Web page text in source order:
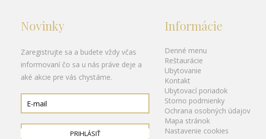
Novinky
Zaregistrujte sa a budete vždy včas
informovaní čo sa u nás práve deje a
aké akcie pre vás chystáme.
PRIHLÁSIŤ
Informácie
Denné menu
Reštaurácie
Ubytovanie
Kontakt
Ubytovací poriadok
Storno podmienky
Ochrana osobných údajov
Mapa stránok
Nastavenie cookies